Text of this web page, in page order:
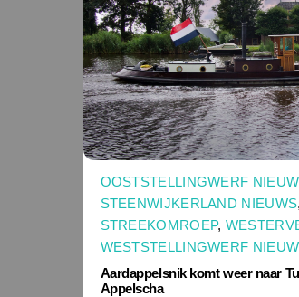
OOSTSTELLINGWERF
STEENWIJKERLAND NIEUWS,
STREEKOMROEP,
WESTSTELLINGWERF
Aardappelsnik komt weer naar
Appelscha